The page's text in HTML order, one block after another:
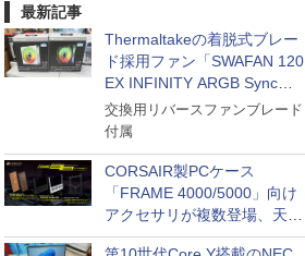
最新記事
Thermaltakeの着脱式ブレー
ド採用ファン「SWAFAN 120
EX INFINITY ARGB Sync」
に単品パッケージ
交換用リバースファンブレード
付属
CORSAIR製PCケース
「FRAME 4000/5000」向け
アクセサリが複数登場、天然
木製パネルや背面コネクタ対